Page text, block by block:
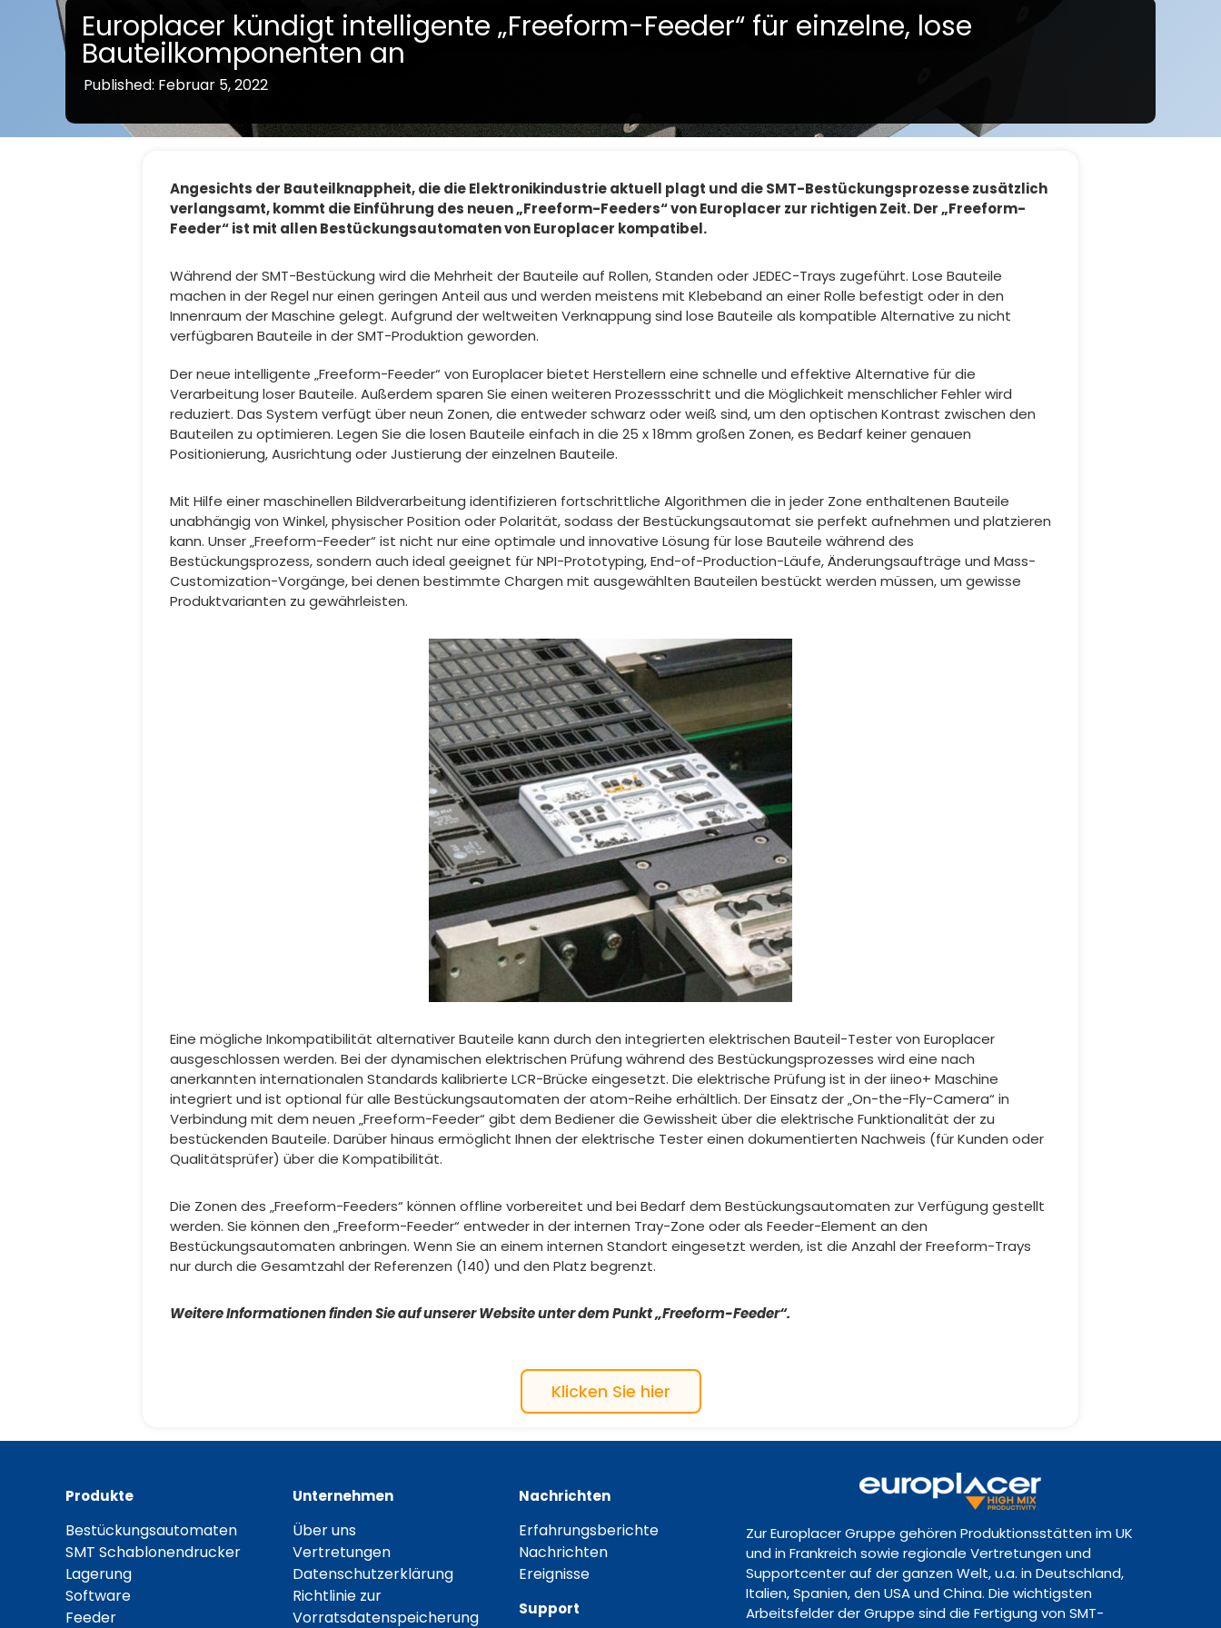
Europlacer kündigt intelligente „Freeform-Feeder“ für einzelne, lose
Bauteilkomponenten an
Published: Februar 5, 2022
Angesichts der Bauteilknappheit, die die Elektronikindustrie aktuell plagt und die SMT-Bestückungsprozesse zusätzlich
verlangsamt, kommt die Einführung des neuen „Freeform-Feeders“ von Europlacer zur richtigen Zeit. Der „Freeform-
Feeder“ ist mit allen Bestückungsautomaten von Europlacer kompatibel.
Während der SMT-Bestückung wird die Mehrheit der Bauteile auf Rollen, Standen oder JEDEC-Trays zugeführt. Lose Bauteile
machen in der Regel nur einen geringen Anteil aus und werden meistens mit Klebeband an einer Rolle befestigt oder in den
Innenraum der Maschine gelegt. Aufgrund der weltweiten Verknappung sind lose Bauteile als kompatible Alternative zu nicht
verfügbaren Bauteile in der SMT-Produktion geworden.
Der neue intelligente „Freeform-Feeder“ von Europlacer bietet Herstellern eine schnelle und effektive Alternative für die
Verarbeitung loser Bauteile. Außerdem sparen Sie einen weiteren Prozessschritt und die Möglichkeit menschlicher Fehler wird
reduziert. Das System verfügt über neun Zonen, die entweder schwarz oder weiß sind, um den optischen Kontrast zwischen den
Bauteilen zu optimieren. Legen Sie die losen Bauteile einfach in die 25 x 18mm großen Zonen, es Bedarf keiner genauen
Positionierung, Ausrichtung oder Justierung der einzelnen Bauteile.
Mit Hilfe einer maschinellen Bildverarbeitung identifizieren fortschrittliche Algorithmen die in jeder Zone enthaltenen Bauteile
unabhängig von Winkel, physischer Position oder Polarität, sodass der Bestückungsautomat sie perfekt aufnehmen und platzieren
kann. Unser „Freeform-Feeder“ ist nicht nur eine optimale und innovative Lösung für lose Bauteile während des
Bestückungsprozess, sondern auch ideal geeignet für NPI-Prototyping, End-of-Production-Läufe, Änderungsaufträge und Mass-
Customization-Vorgänge, bei denen bestimmte Chargen mit ausgewählten Bauteilen bestückt werden müssen, um gewisse
Produktvarianten zu gewährleisten.
Eine mögliche Inkompatibilität alternativer Bauteile kann durch den integrierten elektrischen Bauteil-Tester von Europlacer
ausgeschlossen werden. Bei der dynamischen elektrischen Prüfung während des Bestückungsprozesses wird eine nach
anerkannten internationalen Standards kalibrierte LCR-Brücke eingesetzt. Die elektrische Prüfung ist in der iineo+ Maschine
integriert und ist optional für alle Bestückungsautomaten der atom-Reihe erhältlich. Der Einsatz der „On-the-Fly-Camera“ in
Verbindung mit dem neuen „Freeform-Feeder“ gibt dem Bediener die Gewissheit über die elektrische Funktionalität der zu
bestückenden Bauteile. Darüber hinaus ermöglicht Ihnen der elektrische Tester einen dokumentierten Nachweis (für Kunden oder
Qualitätsprüfer) über die Kompatibilität.
Die Zonen des „Freeform-Feeders“ können offline vorbereitet und bei Bedarf dem Bestückungsautomaten zur Verfügung gestellt
werden. Sie können den „Freeform-Feeder“ entweder in der internen Tray-Zone oder als Feeder-Element an den
Bestückungsautomaten anbringen. Wenn Sie an einem internen Standort eingesetzt werden, ist die Anzahl der Freeform-Trays
nur durch die Gesamtzahl der Referenzen (140) und den Platz begrenzt.
Weitere Informationen finden Sie auf unserer Website unter dem Punkt „Freeform-Feeder“.
Klicken Sie hier
Produkte
Bestückungsautomaten
SMT Schablonendrucker
Lagerung
Software
Feeder
Unternehmen
Über uns
Vertretungen
Datenschutzerklärung
Richtlinie zur
Vorratsdatenspeicherung
Nachrichten
Erfahrungsberichte
Nachrichten
Ereignisse
Support
Zur Europlacer Gruppe gehören Produktionsstätten im UK
und in Frankreich sowie regionale Vertretungen und
Supportcenter auf der ganzen Welt, u.a. in Deutschland,
Italien, Spanien, den USA und China. Die wichtigsten
Arbeitsfelder der Gruppe sind die Fertigung von SMT-